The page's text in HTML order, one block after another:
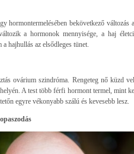
hormontermelésében bekövetkező változás
a hormonok mennyisége, a haj
hajhullás az elsődleges tünet.
ovárium szindróma. Rengeteg nő küzd
A test több férfi hormont termel, mint
egyre vékonyabb szálú és kevesebb lesz.